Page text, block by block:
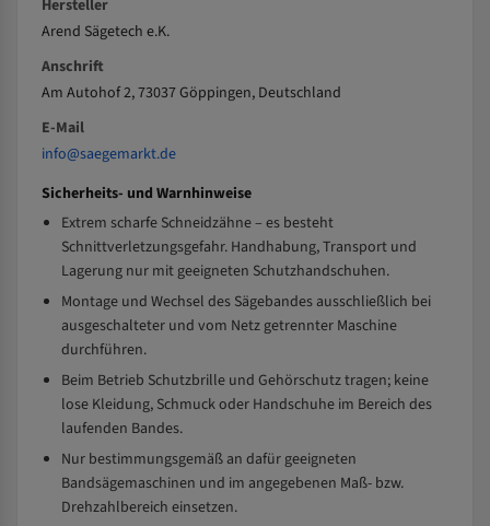
Hersteller
Arend Sägetech e.K.
Anschrift
Am Autohof 2, 73037 Göppingen, Deutschland
E-Mail
info@saegemarkt.de
Sicherheits- und Warnhinweise
Extrem scharfe Schneidzähne – es besteht
Schnittverletzungsgefahr. Handhabung, Transport und
Lagerung nur mit geeigneten Schutzhandschuhen.
Montage und Wechsel des Sägebandes ausschließlich bei
ausgeschalteter und vom Netz getrennter Maschine
durchführen.
Beim Betrieb Schutzbrille und Gehörschutz tragen; keine
lose Kleidung, Schmuck oder Handschuhe im Bereich des
laufenden Bandes.
Nur bestimmungsgemäß an dafür geeigneten
Bandsägemaschinen und im angegebenen Maß- bzw.
Drehzahlbereich einsetzen.